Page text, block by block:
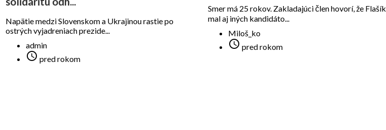
Napätie medzi Slovenskom a Ukrajinou rastie po
ostrých vyjadreniach prezide...
admin
 pred rokom
Smer má 25 rokov. Zakladajúci člen hovorí, že Flašík
mal aj iných kandidáto...
Miloš_ko
 pred rokom